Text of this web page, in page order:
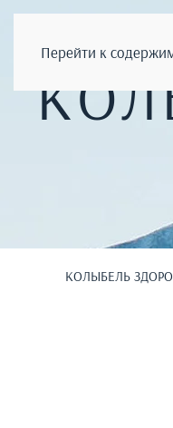
Перейти к
КОЛЫБЕЛЬ